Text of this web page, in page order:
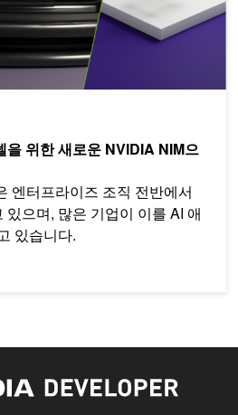
위한 새로운 NVIDIA NIM으
엔터프라이즈 조직 전반에서
으며, 많은 기업이 이를 AI 애
있습니다.